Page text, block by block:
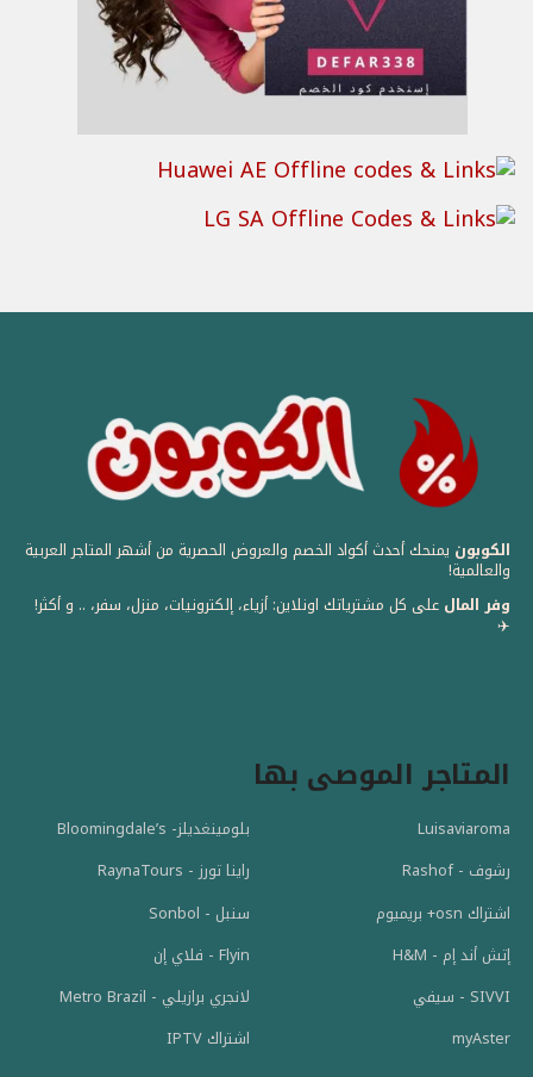
الكوبون يمنحك أحدث أكواد الخصم والعروض الحصرية من أشهر المتاجر العربية
والعالمية! ️
وفر المال على كل مشترياتك اونلاين: أزياء، إلكترونيات، منزل، سفر، .. و أكثر!
✈️
المتاجر الموصى بها
Luisaviaroma
بلومينغديلز- Bloomingdale’s
رشوف - Rashof
راينا تورز - RaynaTours
اشتراك osn+ بريميوم
سنبل - Sonbol
إتش أند إم - H&M
Flyin - فلاي إن
SIVVI - سيفي
لانجري برازيلي - Metro Brazil
myAster
اشتراك IPTV